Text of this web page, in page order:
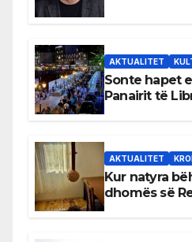
AKTUALITET
Sonte hapet
Panairit të
AKTUALITET
Kur natyra
dhomës së